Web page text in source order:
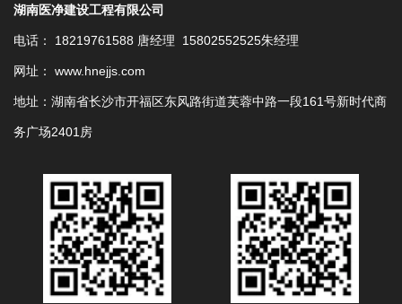
湖南医净建设工程有限公司
电话： 18219761588 唐经理 15802552525朱经理
网址： www.hnejjs.com
地址：湖南省长沙市开福区东风路街道芙蓉中路一段161号新时代商
务广场2401房